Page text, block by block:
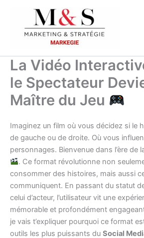
contenu
La Vidéo
le Spectateur
Maître du Jeu
Imaginez un film où vous décidez si le
de gauche ou de droite. Où vous
personnages. Bienvenue dans l’ère de
. Ce format révolutionne non
consommer des histoires, mais aussi
communiquent. En passant du statut
celui d’acteur, l’utilisateur vit une
mémorable et profondément
je vais t’expliquer pourquoi ce format
outils les plus puissants du Social